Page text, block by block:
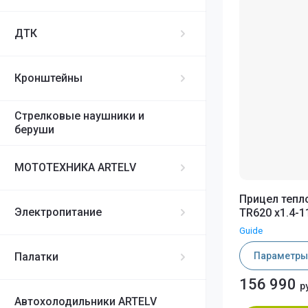
iRay Rico Micro
iRay xMini
iRay Saim
iRay Tube
iRay Rico
ДТК
Кронштейны
Стрелковые наушники и
беруши
МОТОТЕХНИКА ARTELV
Электропитание
Палатки
Автохолодильники ARTELV
Прицел
TR620 x1.4-
Guide
Параметры
156 990